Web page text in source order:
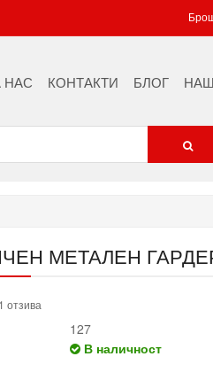
НАС КОНТАКТИ БЛОГ
МЕТАЛЕН
1 отзива
127
В наличност